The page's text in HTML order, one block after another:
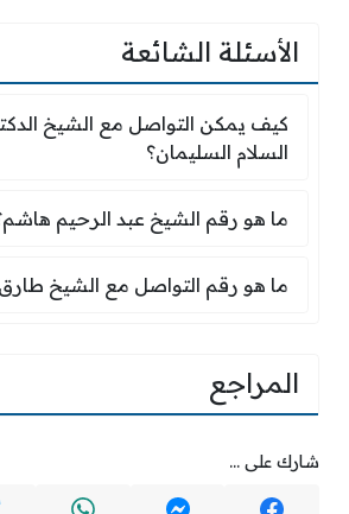
الأسئلة الشائعة
كيف يمكن التواصل مع الشيخ
كيف يمكن التواصل مع الشيخ
السلام السليمان؟
ما هو رقم الشيخ عبد الرحيم
ما هو رقم الشيخ عبد الرحيم
ما هو رقم التواصل مع الشيخ
ما هو رقم التواصل مع الشيخ
المراجع
شارك على ...